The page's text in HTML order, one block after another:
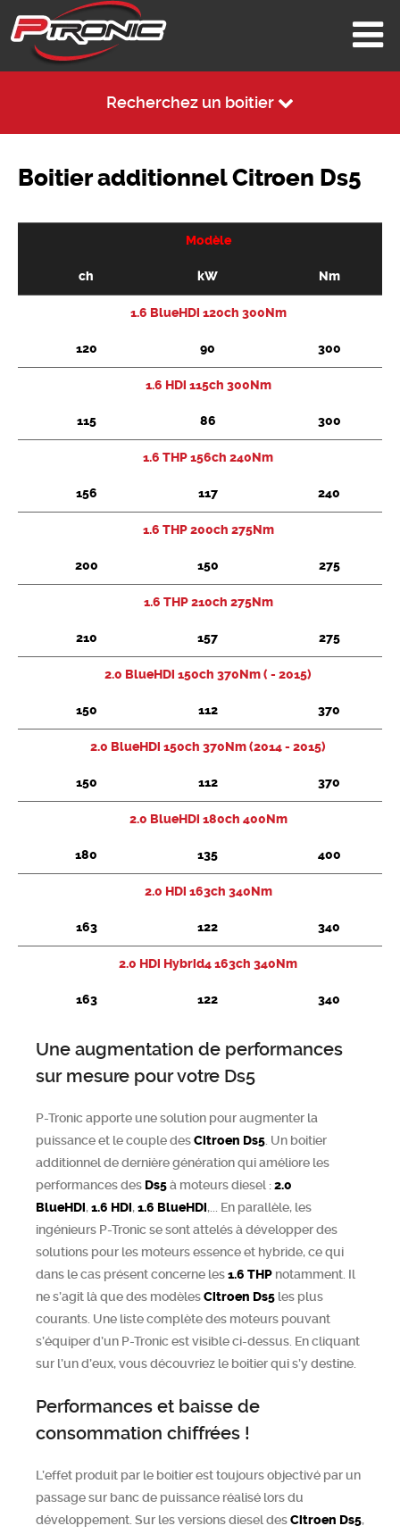
Recherchez un boitier
Chercher
Boitier additionnel Citroen Ds5
Modèle
ch kW Nm
1.6 BlueHDi 120ch 300Nm
120 90 300
1.6 HDi 115ch 300Nm
115 86 300
1.6 THP 156ch 240Nm
156 117 240
1.6 THP 200ch 275Nm
200 150 275
1.6 THP 210ch 275Nm
210 157 275
2.0 BlueHDi 150ch 370Nm ( - 2015)
150 112 370
2.0 BlueHDi 150ch 370Nm (2014 - 2015)
150 112 370
2.0 BlueHDi 180ch 400Nm
180 135 400
2.0 HDi 163ch 340Nm
163 122 340
2.0 HDi Hybrid4 163ch 340Nm
163 122 340
Une augmentation de performances
sur mesure pour votre Ds5
P-Tronic apporte une solution pour augmenter la
puissance et le couple desCitroen Ds5 . Un boitier
additionnel de dernière génération qui améliore les
performances des Ds5à moteurs diesel :2.0
BlueHDi,1.6 HDi,1.6 BlueHDi,... En parallèle, les
ingénieurs P-Tronic se sont attelés à développer des
solutions pour les moteurs essence et hybride, ce qui
dans le cas présent concerne les1.6 THP notamment. Il
ne s’agit là que des modèlesCitroen Ds5 les plus
courants. Une liste complète des moteurs pouvant
s’équiper d’un P-Tronic est visible ci-dessus. En cliquant
sur l’un d’eux, vous découvriez le boitier qui s’y destine.
Performances et baisse de
consommation chiffrées !
L’effet produit par le boitier est toujours objectivé par un
passage sur banc de puissance réalisé lors du
développement. Sur les versions diesel desCitroen Ds5,